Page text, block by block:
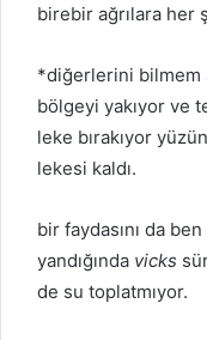
birebir ağrılara her
*diğerlerini bilmem
bölgeyi yakıyor ve
leke bırakıyor
lekesi kaldı.
bir faydasını da
yandığında vicks
de su toplatmıyor.